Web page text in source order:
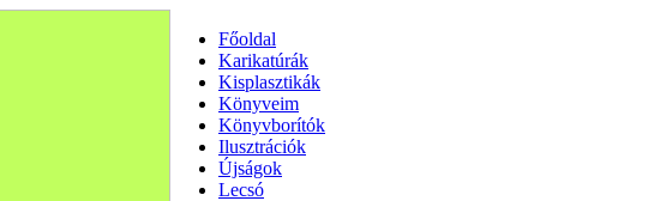
Főoldal
Karikatúrák
Kisplasztikák
Könyveim
Könyvborítók
Ilusztrációk
Újságok
Lecsó